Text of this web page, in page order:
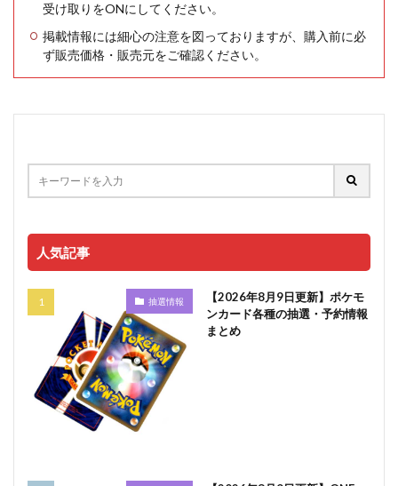
受け取りをONにしてください。
掲載情報には細心の注意を図っておりますが、購入前に必
ず販売価格・販売元をご確認ください。
人気記事
抽選情報
【2026年8月9日更新】ポケモ
ンカード各種の抽選・予約情報
まとめ